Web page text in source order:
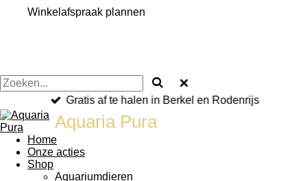
Winkelafspraak plannen
Gratis af te halen in Berkel en Rodenrijs
Aquaria Pura
Home
Onze acties
Shop
Aquariumdieren